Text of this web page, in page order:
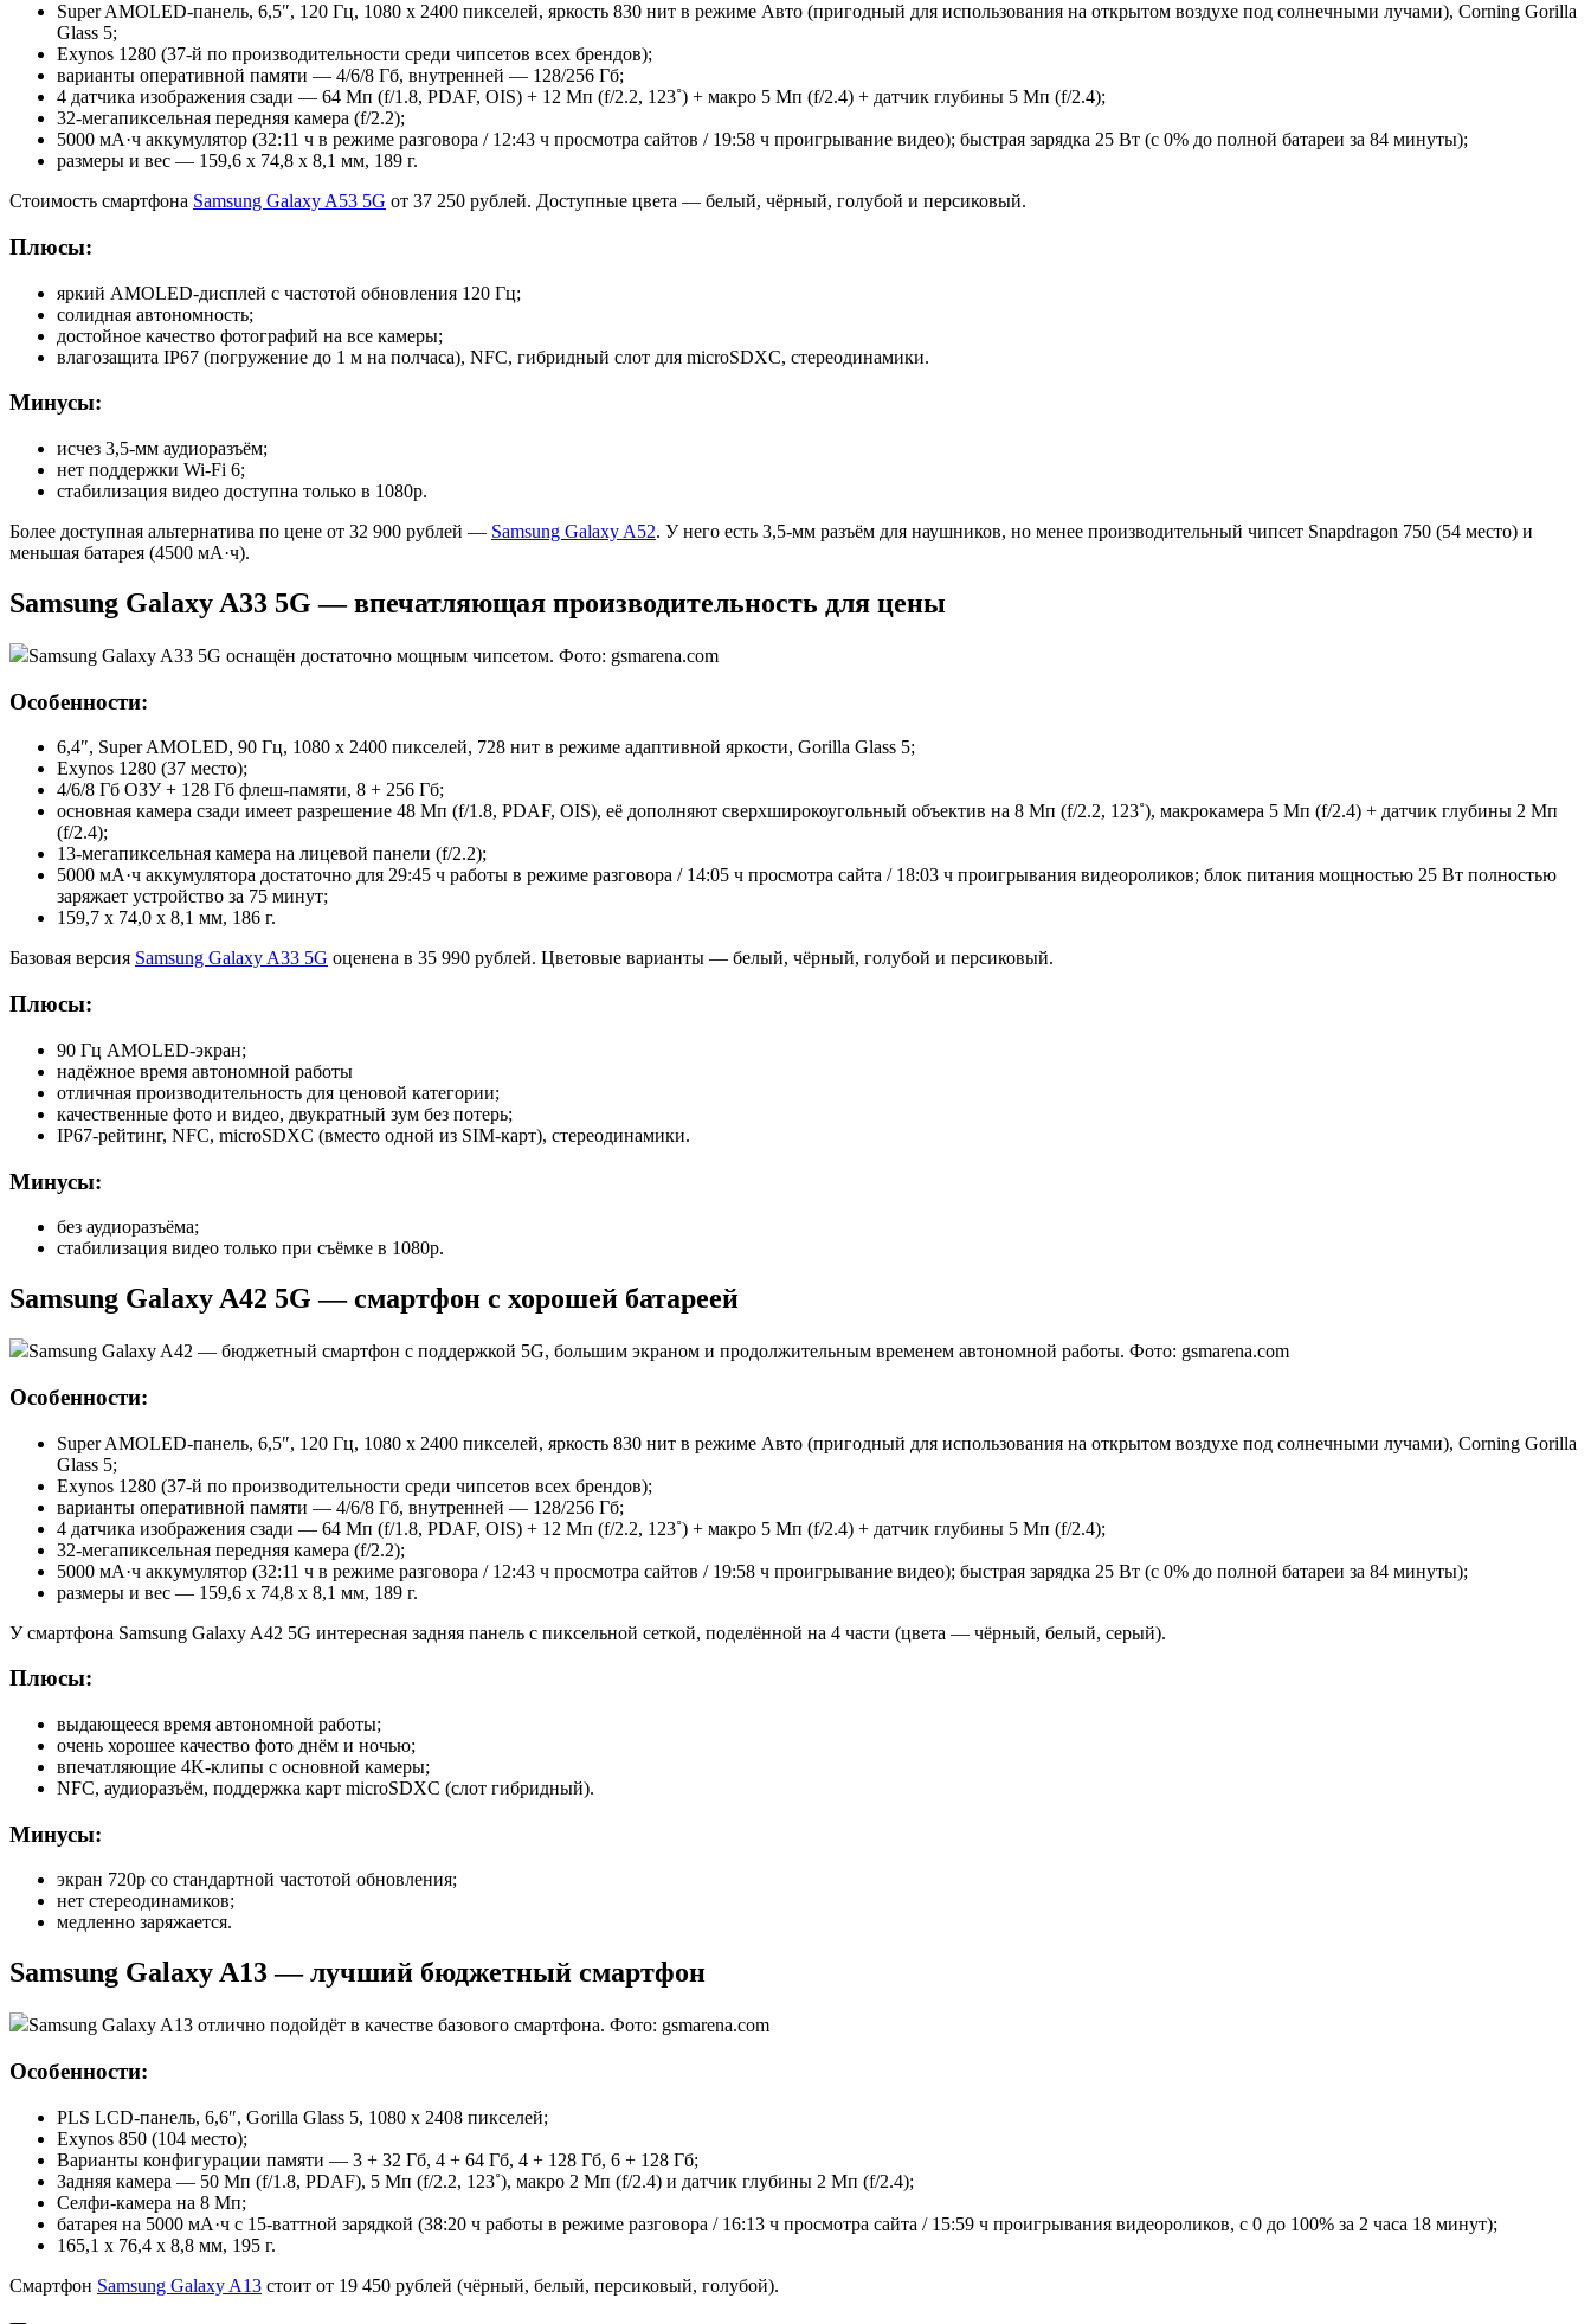
Super AMOLED-панель, 6,5″, 120 Гц, 1080 x 2400 пикселей, яркость 830 нит в режиме Авто (пригодный для использования на открытом воздухе под солнечными лучами), Corning Gorilla
Glass 5;
Exynos 1280 (37-й по производительности среди чипсетов всех брендов);
варианты оперативной памяти — 4/6/8 Гб, внутренней — 128/256 Гб;
4 датчика изображения сзади — 64 Мп (f/1.8, PDAF, OIS) + 12 Мп (f/2.2, 123˚) + макро 5 Мп (f/2.4) + датчик глубины 5 Мп (f/2.4);
32-мегапиксельная передняя камера (f/2.2);
5000 мА·ч аккумулятор (32:11 ч в режиме разговора / 12:43 ч просмотра сайтов / 19:58 ч проигрывание видео); быстрая зарядка 25 Вт (c 0% до полной батареи за 84 минуты);
размеры и вес — 159,6 x 74,8 x 8,1 мм, 189 г.
Стоимость смартфона Samsung Galaxy A53 5G от 37 250 рублей. Доступные цвета — белый, чёрный, голубой и персиковый.
Плюсы:
яркий AMOLED-дисплей с частотой обновления 120 Гц;
солидная автономность;
достойное качество фотографий на все камеры;
влагозащита IP67 (погружение до 1 м на полчаса), NFC, гибридный слот для microSDXC, стереодинамики.
Минусы:
исчез 3,5-мм аудиоразъём;
нет поддержки Wi-Fi 6;
стабилизация видео доступна только в 1080p.
Более доступная альтернатива по цене от 32 900 рублей — Samsung Galaxy A52. У него есть 3,5-мм разъём для наушников, но менее производительный чипсет Snapdragon 750 (54 место) и
меньшая батарея (4500 мА·ч).
Samsung Galaxy A33 5G — впечатляющая производительность для цены
Samsung Galaxy A33 5G оснащён достаточно мощным чипсетом. Фото: gsmarena.com
Особенности:
6,4″, Super AMOLED, 90 Гц, 1080 x 2400 пикселей, 728 нит в режиме адаптивной яркости, Gorilla Glass 5;
Exynos 1280 (37 место);
4/6/8 Гб ОЗУ + 128 Гб флеш-памяти, 8 + 256 Гб;
основная камера сзади имеет разрешение 48 Мп (f/1.8, PDAF, OIS), её дополняют сверхширокоугольный объектив на 8 Мп (f/2.2, 123˚), макрокамера 5 Мп (f/2.4) + датчик глубины 2 Мп
(f/2.4);
13-мегапиксельная камера на лицевой панели (f/2.2);
5000 мА·ч аккумулятора достаточно для 29:45 ч работы в режиме разговора / 14:05 ч просмотра сайта / 18:03 ч проигрывания видеороликов; блок питания мощностью 25 Вт полностью
заряжает устройство за 75 минут;
159,7 x 74,0 x 8,1 мм, 186 г.
Базовая версия Samsung Galaxy A33 5G оценена в 35 990 рублей. Цветовые варианты — белый, чёрный, голубой и персиковый.
Плюсы:
90 Гц AMOLED-экран;
надёжное время автономной работы
отличная производительность для ценовой категории;
качественные фото и видео, двукратный зум без потерь;
IP67-рейтинг, NFC, microSDXC (вместо одной из SIM-карт), стереодинамики.
Минусы:
без аудиоразъёма;
стабилизация видео только при съёмке в 1080p.
Samsung Galaxy A42 5G — смартфон с хорошей батареей
Samsung Galaxy A42 — бюджетный смартфон с поддержкой 5G, большим экраном и продолжительным временем автономной работы. Фото: gsmarena.com
Особенности:
Super AMOLED-панель, 6,5″, 120 Гц, 1080 x 2400 пикселей, яркость 830 нит в режиме Авто (пригодный для использования на открытом воздухе под солнечными лучами), Corning Gorilla
Glass 5;
Exynos 1280 (37-й по производительности среди чипсетов всех брендов);
варианты оперативной памяти — 4/6/8 Гб, внутренней — 128/256 Гб;
4 датчика изображения сзади — 64 Мп (f/1.8, PDAF, OIS) + 12 Мп (f/2.2, 123˚) + макро 5 Мп (f/2.4) + датчик глубины 5 Мп (f/2.4);
32-мегапиксельная передняя камера (f/2.2);
5000 мА·ч аккумулятор (32:11 ч в режиме разговора / 12:43 ч просмотра сайтов / 19:58 ч проигрывание видео); быстрая зарядка 25 Вт (c 0% до полной батареи за 84 минуты);
размеры и вес — 159,6 x 74,8 x 8,1 мм, 189 г.
У смартфона Samsung Galaxy A42 5G интересная задняя панель с пиксельной сеткой, поделённой на 4 части (цвета — чёрный, белый, серый).
Плюсы:
выдающееся время автономной работы;
очень хорошее качество фото днём и ночью;
впечатляющие 4K-клипы с основной камеры;
NFC, аудиоразъём, поддержка карт microSDXC (слот гибридный).
Минусы:
экран 720p со стандартной частотой обновления;
нет стереодинамиков;
медленно заряжается.
Samsung Galaxy A13 — лучший бюджетный смартфон
Samsung Galaxy A13 отлично подойдёт в качестве базового смартфона. Фото: gsmarena.com
Особенности:
PLS LCD-панель, 6,6″, Gorilla Glass 5, 1080 x 2408 пикселей;
Exynos 850 (104 место);
Варианты конфигурации памяти — 3 + 32 Гб, 4 + 64 Гб, 4 + 128 Гб, 6 + 128 Гб;
Задняя камера — 50 Мп (f/1.8, PDAF), 5 Мп (f/2.2, 123˚), макро 2 Мп (f/2.4) и датчик глубины 2 Мп (f/2.4);
Селфи-камера на 8 Мп;
батарея на 5000 мА·ч с 15-ваттной зарядкой (38:20 ч работы в режиме разговора / 16:13 ч просмотра сайта / 15:59 ч проигрывания видеороликов, с 0 до 100% за 2 часа 18 минут);
165,1 x 76,4 x 8,8 мм, 195 г.
Смартфон Samsung Galaxy A13 стоит от 19 450 рублей (чёрный, белый, персиковый, голубой).